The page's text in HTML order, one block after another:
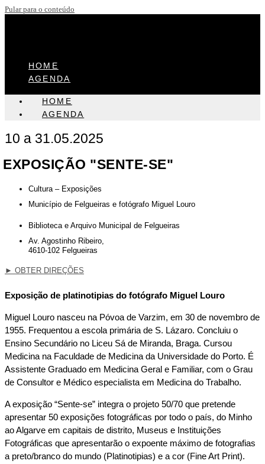
Pular para o conteúdo
HOME
AGENDA
HOME
AGENDA
10 a 31.05.2025
EXPOSIÇÃO "SENTE-SE"
Cultura – Exposições
Município de Felgueiras e fotógrafo Miguel Louro
Biblioteca e Arquivo Municipal de Felgueiras
Av. Agostinho Ribeiro,
4610-102 Felgueiras
► OBTER DIREÇÕES
Exposição de platinotipias do fotógrafo Miguel Louro
Miguel Louro nasceu na Póvoa de Varzim, em 30 de novembro de
1955. Frequentou a escola primária de S. Lázaro. Concluiu o
Ensino Secundário no Liceu Sá de Miranda, Braga. Cursou
Medicina na Faculdade de Medicina da Universidade do Porto. É
Assistente Graduado em Medicina Geral e Familiar, com o Grau
de Consultor e Médico especialista em Medicina do Trabalho.
A exposição “Sente-se” integra o projeto 50/70 que pretende
apresentar 50 exposições fotográficas por todo o país, do Minho
ao Algarve em capitais de distrito, Museus e Instituições
Fotográficas que apresentarão o expoente máximo de fotografias
a preto/branco do mundo (Platinotipias) e a cor (Fine Art Print).